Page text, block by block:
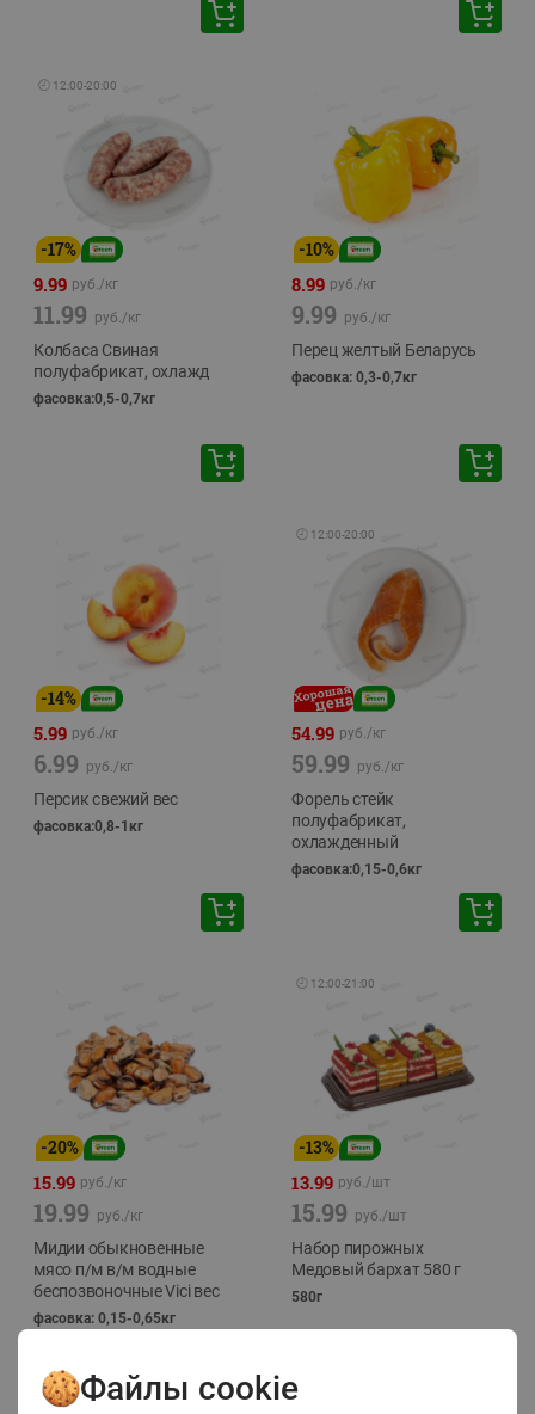
🕘 12:00-20:00
-17%
9.99 руб./кг
11.99 руб./кг
Колбаса Свиная
полуфабрикат, охлажд
фасовка:0,5-0,7кг
-10%
8.99 руб./кг
9.99 руб./кг
Перец желтый Беларусь
фасовка: 0,3-0,7кг
-14%
5.99 руб./кг
6.99 руб./кг
Персик свежий вес
фасовка:0,8-1кг
🕘 12:00-20:00
54.99 руб./кг
59.99 руб./кг
Форель стейк
полуфабрикат,
охлажденный
фасовка:0,15-0,6кг
-20%
15.99 руб./кг
19.99 руб./кг
Мидии обыкновенные
мясо п/м в/м водные
беспозвоночные Vici вес
фасовка: 0,15-0,65кг
🕘 12:00-21:00
-13%
13.99 руб./шт
15.99 руб./шт
Набор пирожных
Медовый бархат 580 г
580г
Файлы cookie